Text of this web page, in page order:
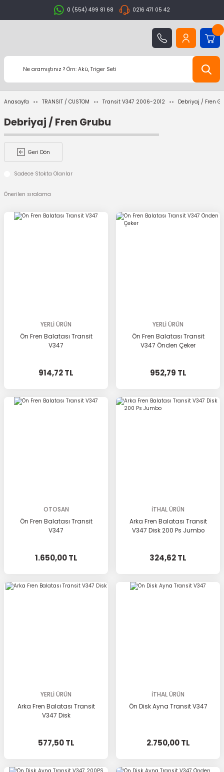
0 (554) 499 81 68 0216 471 05 42
Anasayfa TRANSİT / CUSTOM Transit V347 2006-2012 Debriyaj / Fren
Debriyaj / Fren Grubu
Geri Dön
Sadece Stokta Olanlar
YERLİ ÜRÜN
Ön Fren Balatası Transit
V347
914,72 TL
YERLİ ÜRÜN
Ön Fren Balatası Transit
V347 Önden Çeker
952,79 TL
OTOSAN
Ön Fren Balatası Transit
V347
1.650,00 TL
İTHAL ÜRÜN
Arka Fren Balatası Transit
V347 Disk 200 Ps Jumbo
324,62 TL
YERLİ ÜRÜN
Arka Fren Balatası Transit
V347 Disk
577,50 TL
İTHAL ÜRÜN
Ön Disk Ayna Transit V347
2.750,00 TL